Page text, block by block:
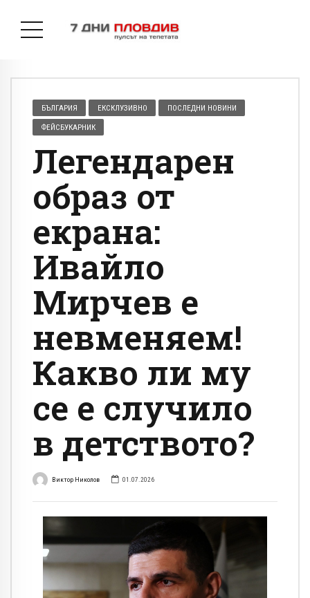
БЪЛГАРИЯ ЕКСКЛУЗИВНО ПОСЛЕДНИ НОВИНИ
ФЕЙСБУКАРНИК
Легендарен
образ от
екрана:
Ивайло
Мирчев е
невменяем!
Какво ли му
се е случило
в детството?
Виктор Николов 01.07.2026